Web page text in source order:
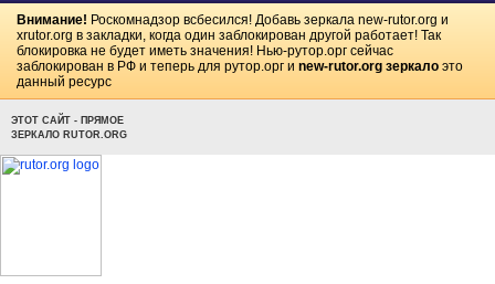
Внимание! Роскомнадзор всбесился! Добавь зеркала new-rutor.org и
xrutor.org в закладки, когда один заблокирован другой работает! Так
блокировка не будет иметь значения! Нью-рутор.орг сейчас
заблокирован в РФ и теперь для рутор.орг и new-rutor.org зеркало это
данный ресурс
ЭТОТ САЙТ - ПРЯМОЕ
ЗЕРКАЛО RUTOR.ORG